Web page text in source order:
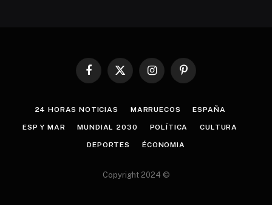
Facebook
X
InstagramPinterest
24 HORAS NOTICIAS MARRUECOS ESPAÑA
ESP Y MAR MUNDIAL 2030 POLÍTICA CULTURA
DEPORTES ÉCONOMIA
Copyright 2024 ©